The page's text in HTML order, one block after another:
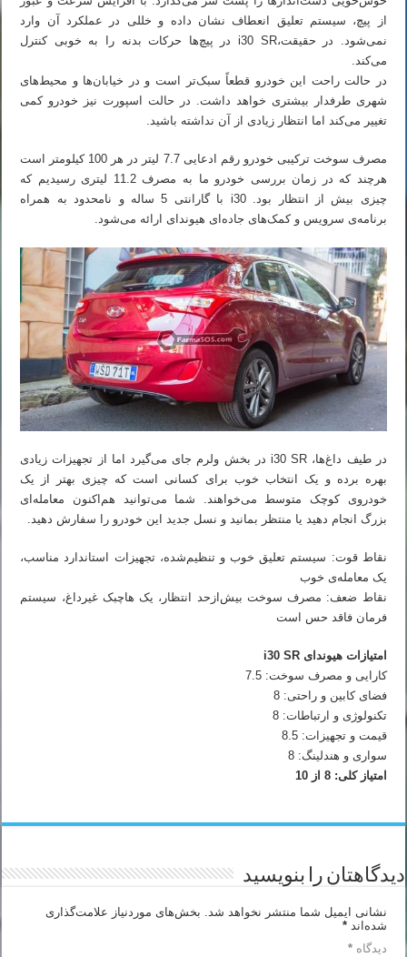
از پیچ، سیستم تعلیق انعطاف نشان داده و خللی در عملکرد آن وارد
نمی‌شود. در حقیقت،i30 SR در پیچ‌ها حرکات بدنه را به خوبی کنترل
می‌کند.
در حالت راحت این خودرو قطعاً سبک‌تر است و در خیابان‌ها و محیط‌های
شهری طرفدار بیشتری خواهد داشت. در حالت اسپورت نیز خودرو کمی
تغییر می‌کند اما انتظار زیادی از آن نداشته باشید.
مصرف سوخت ترکیبی خودرو رقم ادعایی 7.7 لیتر در هر 100 کیلومتر است
هرچند که در زمان بررسی خودرو ما به مصرف 11.2 لیتری رسیدیم که
چیزی بیش از انتظار بود. i30 با گارانتی 5 ساله و نامحدود به همراه
برنامه‌ی سرویس و کمک‌های جاده‌ای هیوندای ارائه می‌شود.
در طیف داغ‌ها، i30 SR در بخش ولرم جای می‌گیرد اما از تجهیزات زیادی
بهره برده و یک انتخاب خوب برای کسانی است که چیزی بهتر از یک
خودروی کوچک متوسط می‌خواهند. شما می‌توانید هم‌اکنون معامله‌ای
بزرگ انجام دهید یا منتظر بمانید و نسل جدید این خودرو را سفارش دهید.
نقاط قوت: سیستم تعلیق خوب و تنظیم‌شده، تجهیزات استاندارد مناسب،
یک معامله‌ی خوب
نقاط ضعف: مصرف سوخت بیش‌ازحد انتظار، یک هاچبک غیرداغ، سیستم
فرمان فاقد حس است
امتیازات هیوندای i30 SR
کارایی و مصرف سوخت: 7.5
فضای کابین و راحتی: 8
تکنولوژی و ارتباطات: 8
قیمت و تجهیزات: 8.5
سواری و هندلینگ: 8
امتیاز کلی: 8 از 10
دیدگاهتان را بنویسید
نشانی ایمیل شما منتشر نخواهد شد.
بخش‌های موردنیاز علامت‌گذاری
شده‌اند*
دیدگاه*